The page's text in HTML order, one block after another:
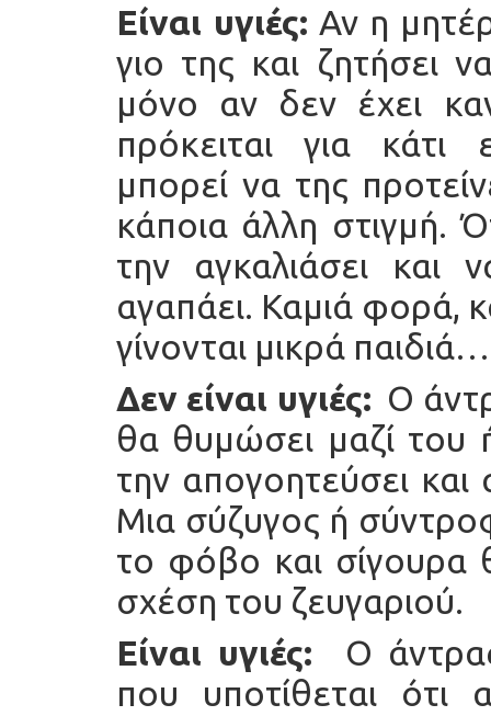
Είναι υγιές: Αν η
γιο της και ζητήσει
μόνο αν δεν έχει
πρόκειται για κάτι
μπορεί να της
κάποια άλλη στιγμή.
την αγκαλιάσει και
αγαπάει. Καμιά φορά,
γίνονται μικρά παιδιά…
Δεν είναι υγιές: Ο
θα θυμώσει μαζί του
την απογοητεύσει και
Μια σύζυγος ή
το φόβο και σίγουρα
σχέση του ζευγαριού.
Είναι υγιές:
Ο
που υποτίθεται ότι